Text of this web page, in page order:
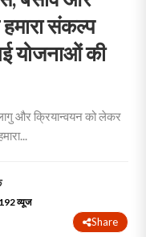
संकल्प
योजनाओं की
और क्रियान्वयन को लेकर
192 व्यूज
Share